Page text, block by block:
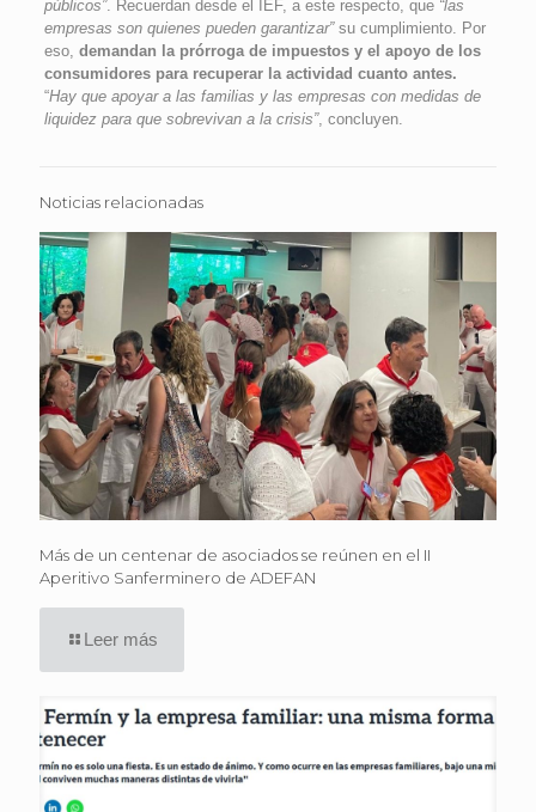
públicos”. Recuerdan desde el IEF, a este respecto, que “las
empresas son quienes pueden garantizar”su cumplimiento. Por
eso, demandan la prórroga de impuestos y el apoyo de los
consumidores para recuperar la actividad cuanto antes.
“Hay que apoyar a las familias y las empresas con medidas de
liquidez para que sobrevivan a la crisis”, concluyen.
Noticias relacionadas
Más de un centenar de asociados se reúnen en el II
Aperitivo Sanferminero de ADEFAN
Leer más